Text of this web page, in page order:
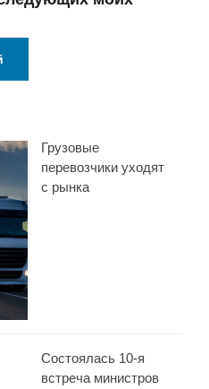
Грузовые
перевозчики уходят
с рынка
Состоялась 10-я
встреча министров